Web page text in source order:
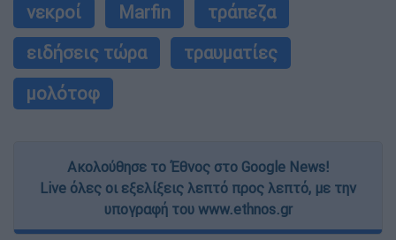
νεκροί Marfin
τράπεζα
ειδήσεις τώρα
τραυματίες
μολότοφ
Ακολούθησε το Έθνος στο Google News!
Live όλες οι εξελίξεις λεπτό προς λεπτό, με την
υπογραφή του www.ethnos.gr